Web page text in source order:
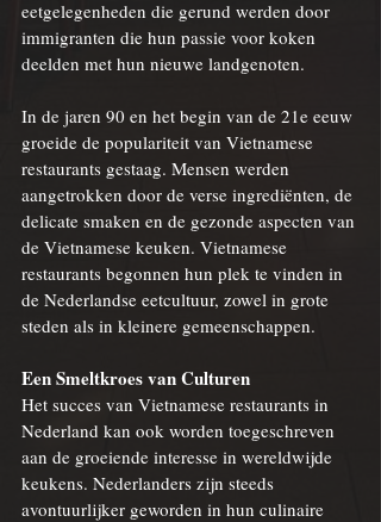
eetgelegenheden die gerund werden door
immigranten die hun passie voor koken
deelden met hun nieuwe landgenoten.
In de jaren 90 en het begin van de 21e eeuw
groeide de populariteit van Vietnamese
restaurants gestaag. Mensen werden
aangetrokken door de verse ingrediënten, de
delicate smaken en de gezonde aspecten van
de Vietnamese keuken. Vietnamese
restaurants begonnen hun plek te vinden in
de Nederlandse eetcultuur, zowel in grote
steden als in kleinere gemeenschappen.
Een Smeltkroes van Culturen
Het succes van Vietnamese restaurants in
Nederland kan ook worden toegeschreven
aan de groeiende interesse in wereldwijde
keukens. Nederlanders zijn steeds
avontuurlijker geworden in hun culinaire